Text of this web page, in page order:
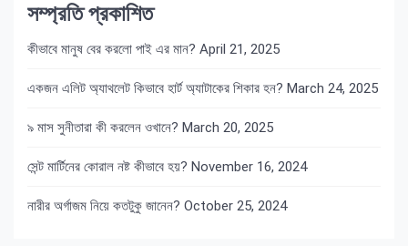
সম্প্রতি প্রকাশিত
কীভাবে মানুষ বের করলো পাই এর মান? April 21, 2025
একজন এলিট অ্যাথলেট কিভাবে হার্ট অ্যাটাকের শিকার হন? March 24, 2025
৯ মাস সুনীতারা কী করলেন ওখানে? March 20, 2025
সেন্ট মার্টিনের কোরাল নষ্ট কীভাবে হয়? November 16, 2024
নারীর অর্গাজম নিয়ে কতটুকু জানেন? October 25, 2024